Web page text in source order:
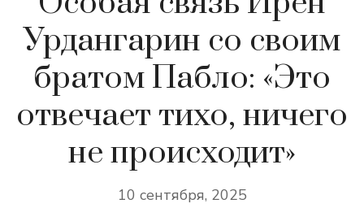
Урдангарин со своим
братом Пабло: «Это
отвечает тихо, ничего
не происходит»
10 сентября, 2025